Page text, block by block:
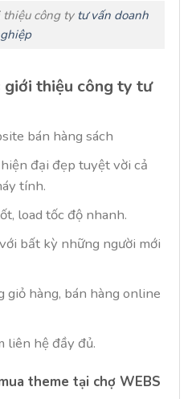
thiệu công ty tư vấn doanh
thiệu công ty tư
bán hàng sách
đại đẹp tuyệt vời cả
tính.
load tốc độ nhanh.
bất kỳ những người mới
giỏ hàng, bán hàng online
liên hệ đầy đủ.
theme tại chợ WEBS